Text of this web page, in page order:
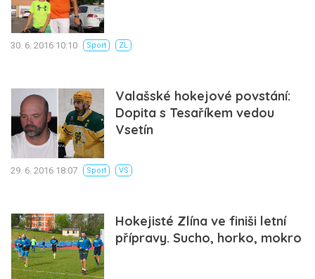
30. 6. 2016 10:10 Sport ZL
Valašské hokejové povstání:
Dopita s Tesaříkem vedou
Vsetín
29. 6. 2016 18:07 Sport VS
Hokejisté Zlína ve finiši letní
přípravy. Sucho, horko, mokro